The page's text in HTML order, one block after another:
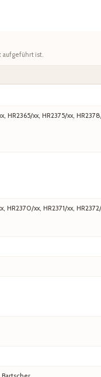
aufgeführt ist.
HR2365/xx, HR2375/xx,
HR2370/xx, HR2371/xx,